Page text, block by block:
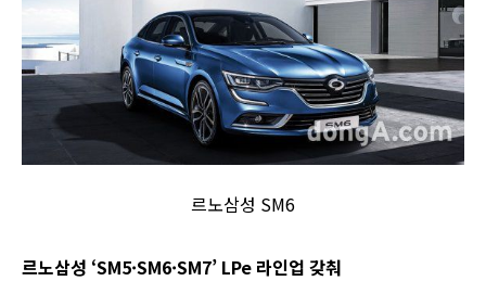
르노삼성 SM6
르노삼성 ‘SM5·SM6·SM7’ LPe 라인업 갖춰